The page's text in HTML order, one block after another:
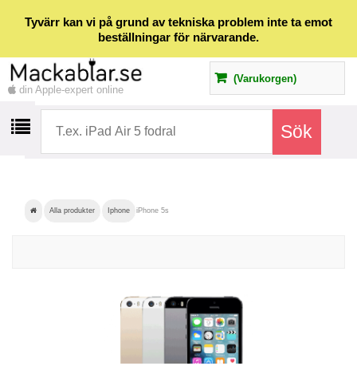
Tyvärr kan vi på grund av tekniska problem inte ta emot
beställningar för närvarande.
din Apple-expert online
(Varukorgen)
Alla produkter Iphone iPhone 5s